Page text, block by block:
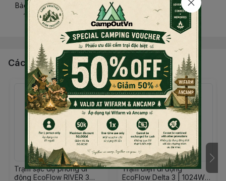
Bảo vệ: Quá áp, Quá tải, Quá nhiệt, Ngắn mạch, Nhiệt độ
thấp, Thấp áp, Quá dòng
Công suất xả tối đa: 220W
USB-C2: 5/9/12/15V⎓3A, 20V⎓5A, tối đa 100W
USB-C1: 5/9/12/15V-3A, 20/28V-5A, tối đa 140W
USB-A1/A2: 5V-2.4A, 12W tối đa mỗi cống, 24W tổng
Nguồn vào USB-C2: 9/12/15V⎓3A, 20V⎓5A, tối đa 100W
Nguồn vào USB-C1: 9/12/15V-3A, 20/28V-5A, tối đa 140W
Loại tay cầm: Tay cầm dệt
Chống bụi nước (IP): IP30
Đọc thêm nội dung
Các sản phẩm, dịch vụ khác
Trạm sạc dự phòng di
động EcoFlow RIVER 3
Trạm điện di động
EcoFlow Delta 3 | 1024Wh